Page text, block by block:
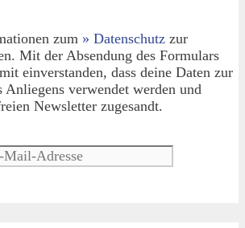
zum » Datenschutz zur
Mit der Absendung des Formulars
einverstanden, dass deine Daten zur
Anliegens verwendet werden und
Newsletter zugesandt.